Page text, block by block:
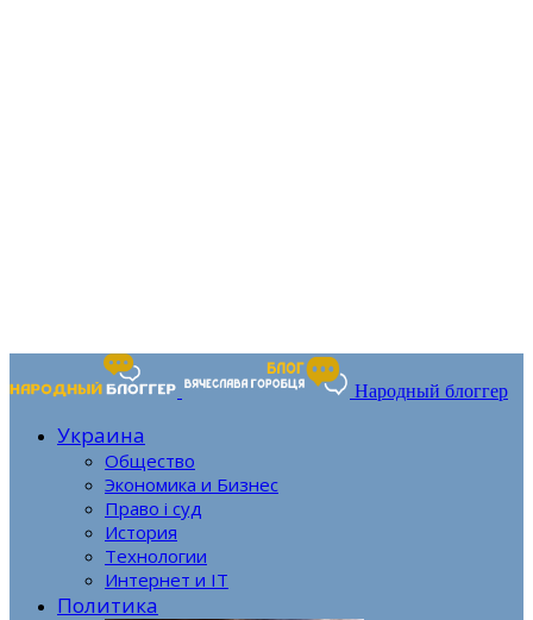
Народный блоггер
Украина
Общество
Экономика и Бизнес
Право і суд
История
Технологии
Интернет и IT
Политика